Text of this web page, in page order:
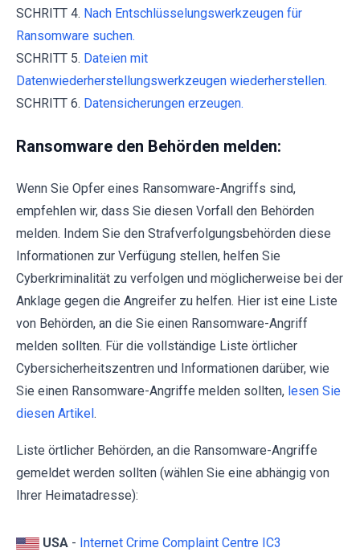
SCHRITT 4. Nach Entschlüsselungswerkzeugen für
Ransomware suchen.
SCHRITT 5. Dateien mit
Datenwiederherstellungswerkzeugen wiederherstellen.
SCHRITT 6. Datensicherungen erzeugen.
Ransomware den Behörden melden:
Wenn Sie Opfer eines Ransomware-Angriffs sind,
empfehlen wir, dass Sie diesen Vorfall den Behörden
melden. Indem Sie den Strafverfolgungsbehörden diese
Informationen zur Verfügung stellen, helfen Sie
Cyberkriminalität zu verfolgen und möglicherweise bei der
Anklage gegen die Angreifer zu helfen. Hier ist eine Liste
von Behörden, an die Sie einen Ransomware-Angriff
melden sollten. Für die vollständige Liste örtlicher
Cybersicherheitszentren und Informationen darüber, wie
Sie einen Ransomware-Angriffe melden sollten, lesen Sie
diesen Artikel .
Liste örtlicher Behörden, an die Ransomware-Angriffe
gemeldet werden sollten (wählen Sie eine abhängig von
Ihrer Heimatadresse):
USA - Internet Crime Complaint Centre IC3